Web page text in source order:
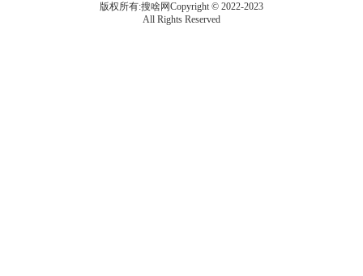
版权所有:搜啥网Copyright © 2022-2023
All Rights Reserved